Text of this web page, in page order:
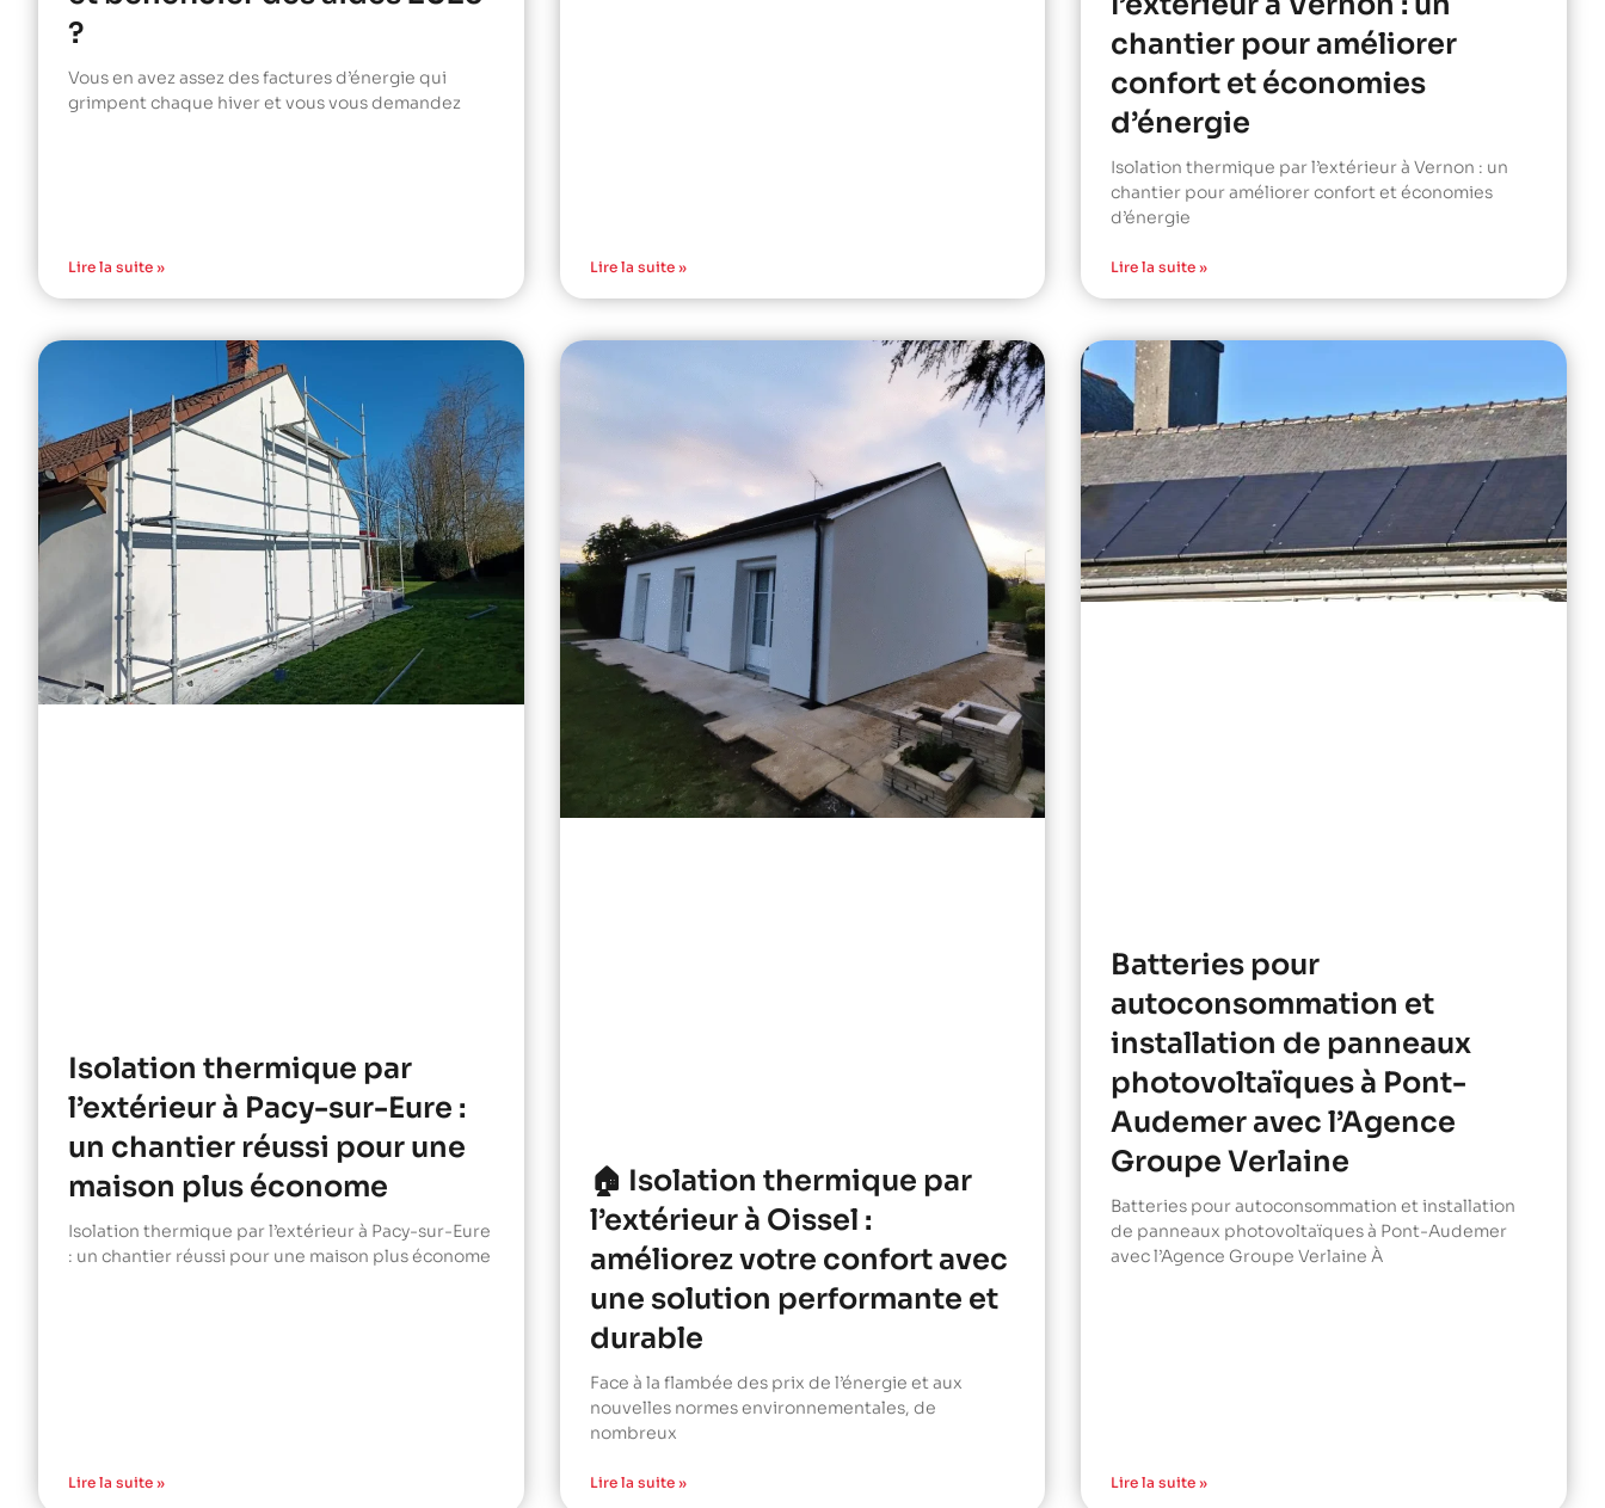
?
Vous en avez assez des factures d’énergie qui
grimpent chaque hiver et vous vous demandez
Lire la suite » Lire la suite »
chantier pour améliorer
confort et économies
d’énergie
Isolation thermique par l’extérieur à Vernon : un
chantier pour améliorer confort et économies
d’énergie
Lire la suite »
Isolation thermique par
l’extérieur à Pacy-sur-Eure :
un chantier réussi pour une
maison plus économe
Isolation thermique par l’extérieur à Pacy-sur-Eure
: un chantier réussi pour une maison plus économe
Lire la suite »
🏠 Isolation thermique par
l’extérieur à Oissel :
améliorez votre confort avec
une solution performante et
durable
Face à la flambée des prix de l’énergie et aux
nouvelles normes environnementales, de
nombreux
Lire la suite »
Batteries pour
autoconsommation et
installation de panneaux
photovoltaïques à Pont-
Audemer avec l’Agence
Groupe Verlaine
Batteries pour autoconsommation et installation
de panneaux photovoltaïques à Pont-Audemer
avec l’Agence Groupe Verlaine À
Lire la suite »